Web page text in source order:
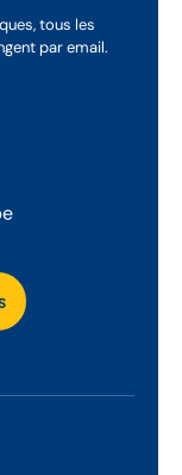
tous les
par email.